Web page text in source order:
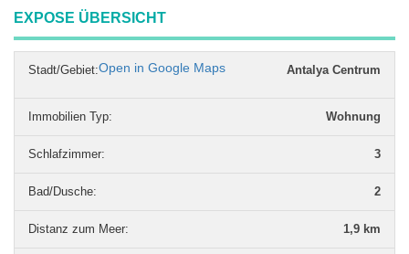
EXPOSE ÜBERSICHT
Stadt/Gebiet: Antalya Centrum
Open in Google Maps
Immobilien Typ: Wohnung
Schlafzimmer: 3
Bad/Dusche: 2
Distanz zum Meer: 1,9 km